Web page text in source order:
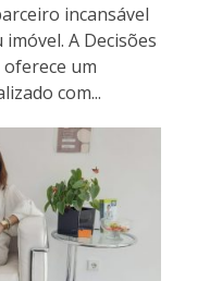
incansável
A Decisões
oferece um
com...